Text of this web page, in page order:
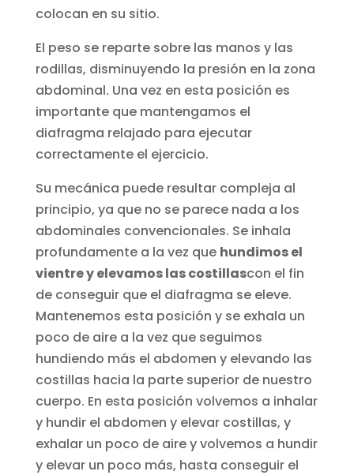
colocan en su sitio.
El peso se reparte sobre las manos y las
rodillas, disminuyendo la presión en la zona
abdominal. Una vez en esta posición es
importante que mantengamos el
diafragma relajado para ejecutar
correctamente el ejercicio.
Su mecánica puede resultar compleja al
principio, ya que no se parece nada a los
abdominales convencionales. Se inhala
profundamente a la vez que hundimos el
vientre y elevamos las costillascon el fin
de conseguir que el diafragma se eleve.
Mantenemos esta posición y se exhala un
poco de aire a la vez que seguimos
hundiendo más el abdomen y elevando las
costillas hacia la parte superior de nuestro
cuerpo. En esta posición volvemos a inhalar
y hundir el abdomen y elevar costillas, y
exhalar un poco de aire y volvemos a hundir
y elevar un poco más, hasta conseguir el